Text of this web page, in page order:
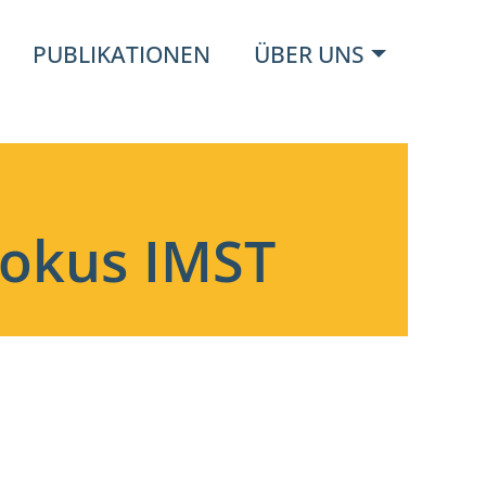
PUBLIKATIONEN ÜBER UNS
IMST